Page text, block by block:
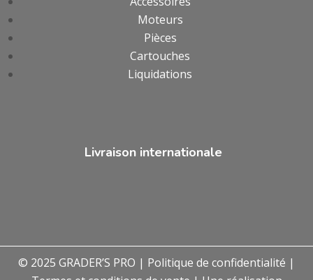
Moteurs
Pièces
Cartouches
Liquidations
Livraison internationale
© 2025 GRADER’S PRO | Politique de confidentialité |